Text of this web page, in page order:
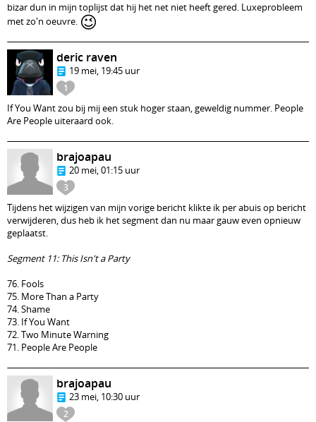
bizar dun in mijn toplijst dat hij het net niet heeft gered. Luxeprobleem
met zo'n oeuvre. 😉
1
deric raven
19 mei, 19:45 uur
If You Want zou bij mij een stuk hoger staan, geweldig nummer. People
Are People uiteraard ook.
3
brajoapau
20 mei, 01:15 uur
Tijdens het wijzigen van mijn vorige bericht klikte ik per abuis op bericht
verwijderen, dus heb ik het segment dan nu maar gauw even opnieuw
geplaatst.
Segment 11: This Isn't a Party
76. Fools
75. More Than a Party
74. Shame
73. If You Want
72. Two Minute Warning
71. People Are People
2
brajoapau
23 mei, 10:30 uur